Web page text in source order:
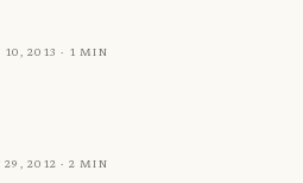
2013 · 1 min
29, 2012 · 2 min